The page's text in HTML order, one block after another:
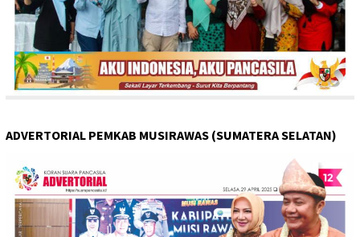
ADVERTORIAL PEMKAB MUSIRAWAS (SUMATERA SELATAN)